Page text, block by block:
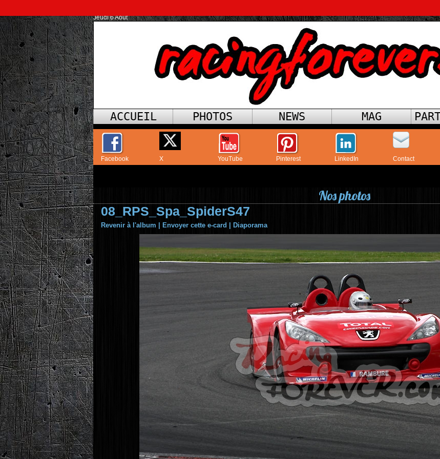
Jeudi 6 Août
ACCUEIL PHOTOS NEWS MAG
Facebook X YouTube Pinterest LinkedIn Contact
Nos photos
08_RPS_Spa_SpiderS47
Revenir à l'album Envoyer cette e-card Diaporama